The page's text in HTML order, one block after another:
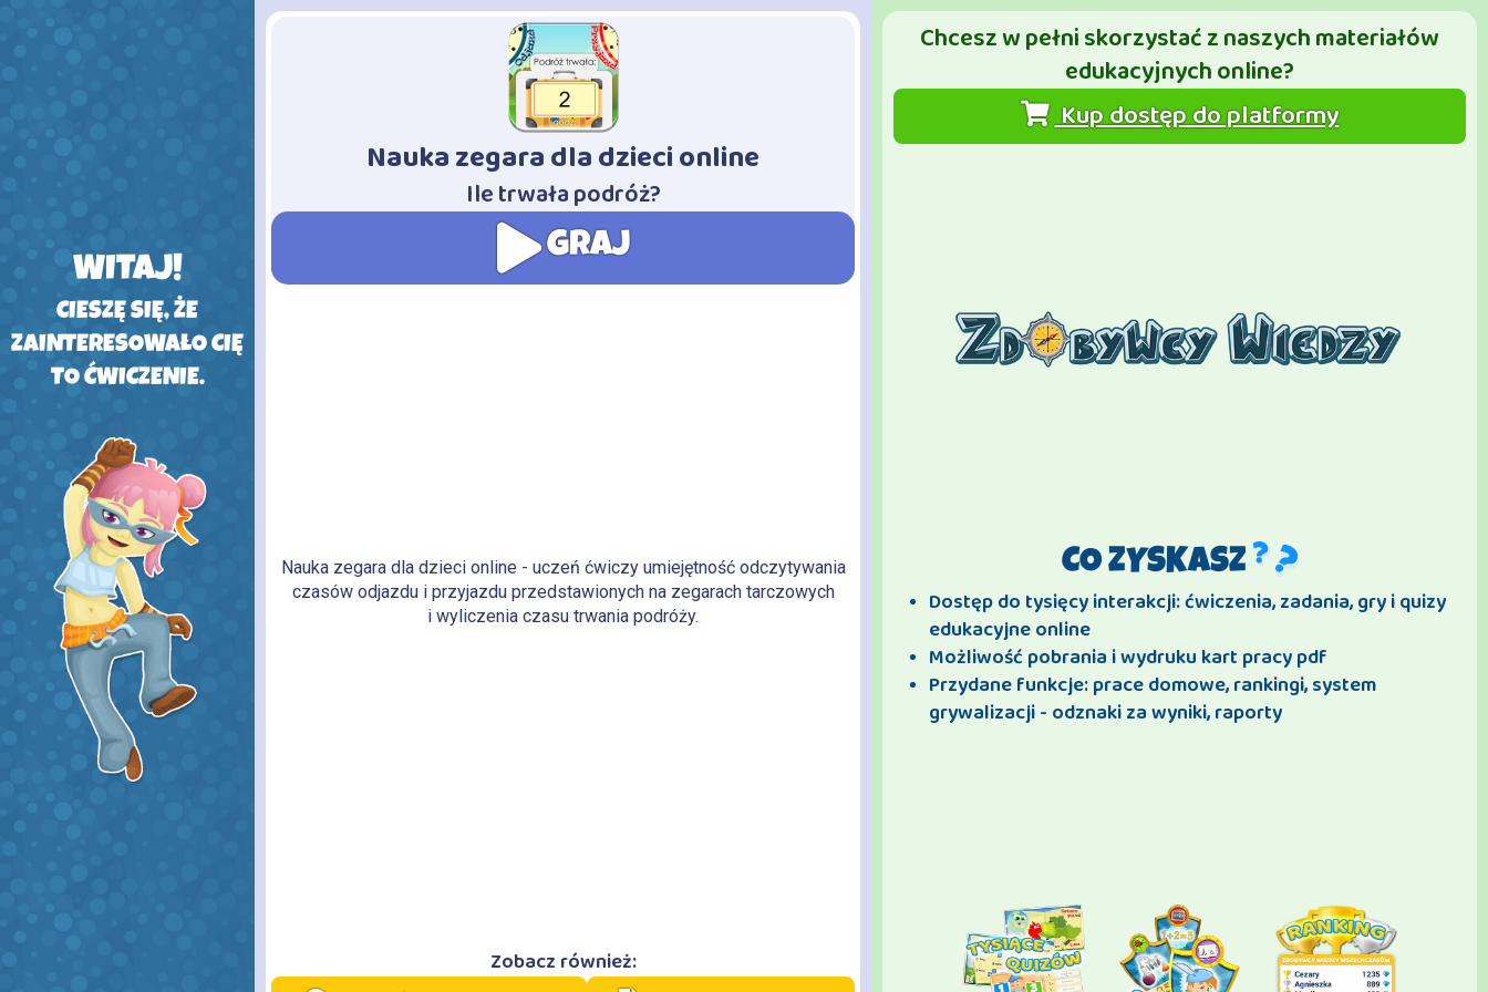
WITAJ!
CIESZĘ SIĘ, ŻE
ZAINTERESOWAŁO CIĘ
TO ĆWICZENIE.
Nauka zegara dla dzieci online
- Ile trwała podróż?
GRAJ
Nauka zegara dla dzieci online - uczeń ćwiczy umiejętność odczytywania
czasów odjazdu i przyjazdu przedstawionych na zegarach tarczowych
i wyliczenia czasu trwania podróży.
Zobacz również:
Chcesz w pełni skorzystać z naszych materiałów
edukacyjnych online?
Kup dostęp do platformy
CO ZYSKASZ
Dostęp do tysięcy interakcji: ćwiczenia, zadania, gry i quizy
edukacyjne online
Możliwość pobrania i wydruku kart pracy pdf
Przydane funkcje: prace domowe, rankingi, system
grywalizacji - odznaki za wyniki, raporty